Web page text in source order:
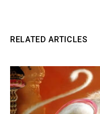
RELATED ARTICLES